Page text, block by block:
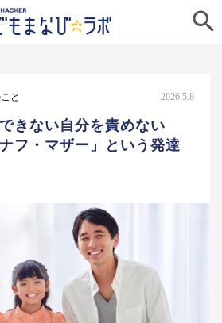

と 2026.5.8
きない自分を責めない
フ・マザー」という発達